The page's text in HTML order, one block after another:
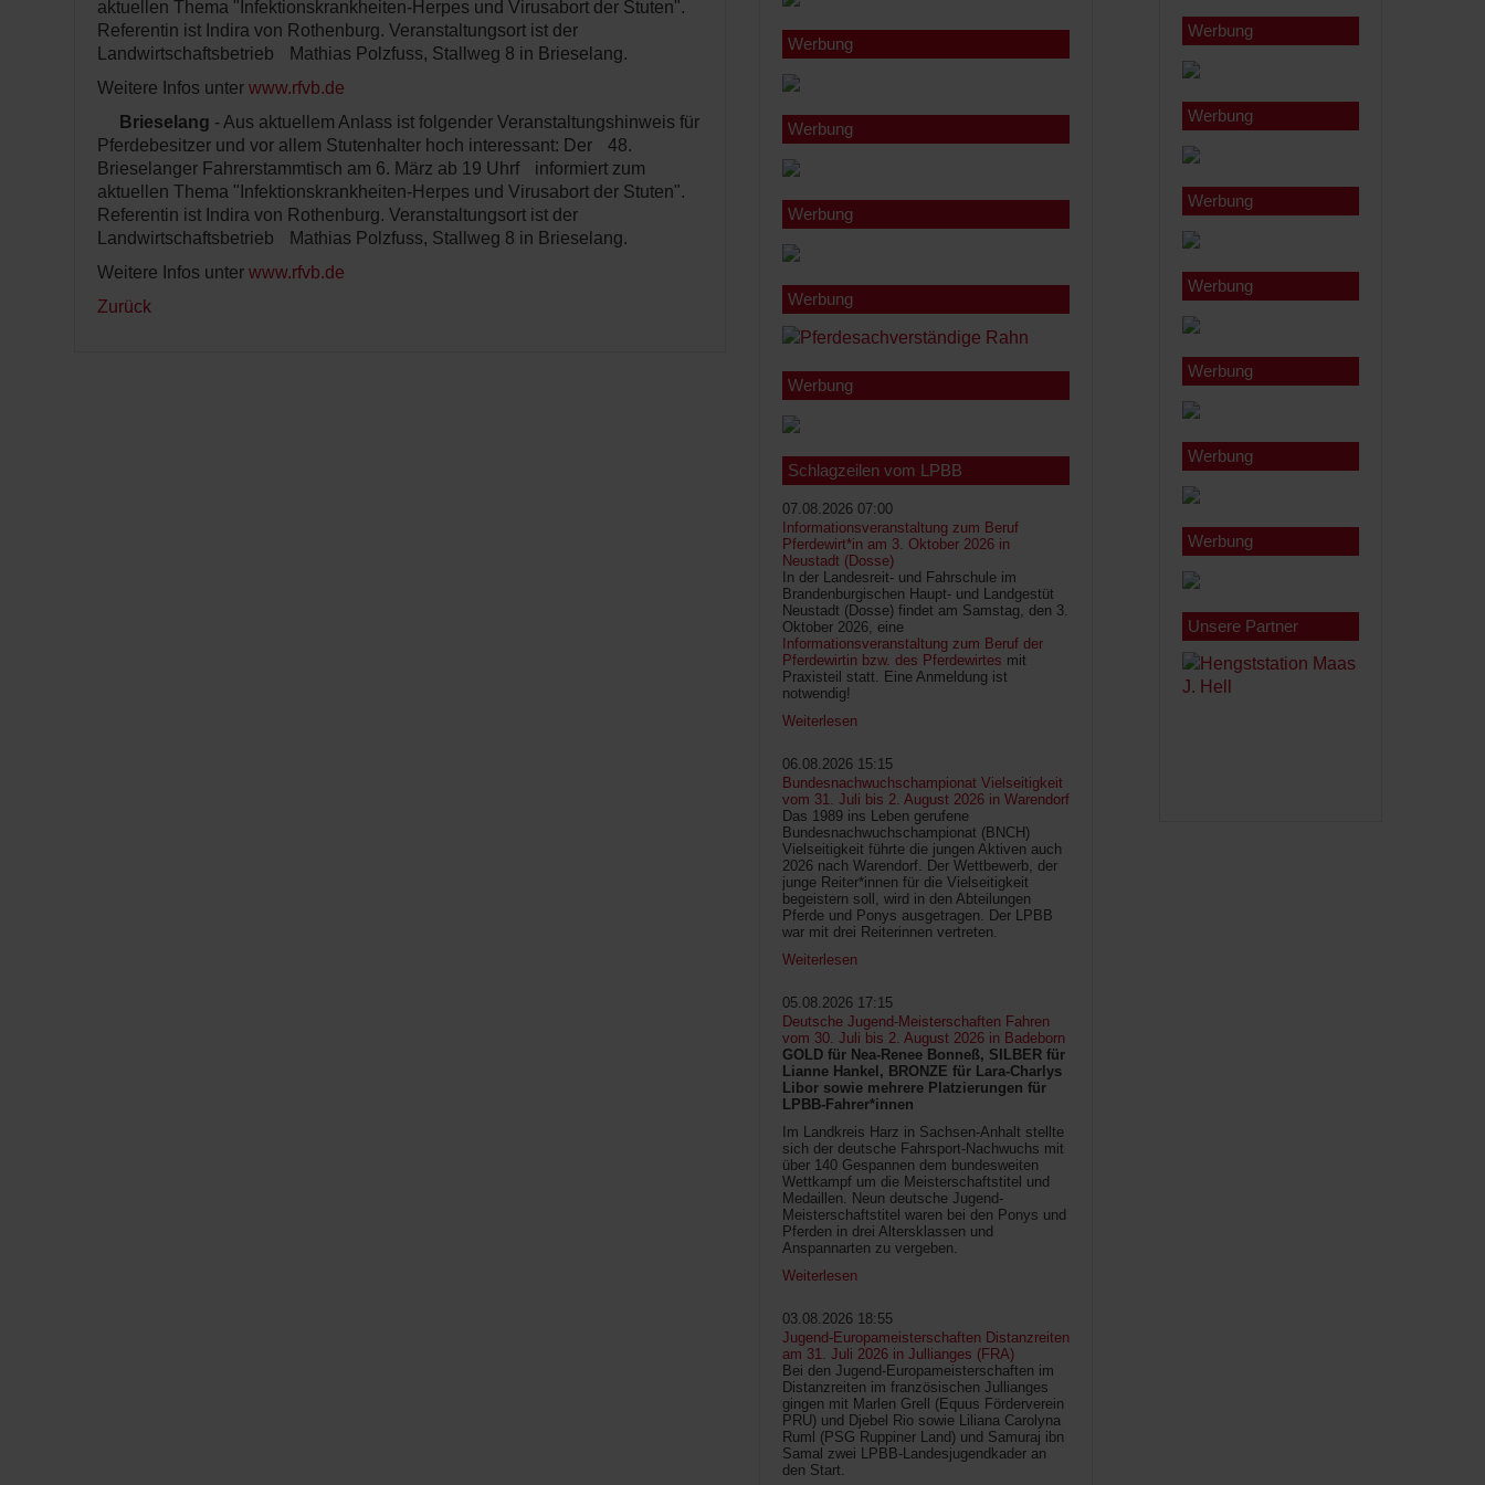
aktuellen Thema "Infektionskrankheiten-Herpes und Virusabort der Stuten".
Referentin ist Indira von Rothenburg. Veranstaltungsort ist der
Landwirtschaftsbetrieb Mathias Polzfuss, Stallweg 8 in Brieselang.
Weitere Infos unter www.rfvb.de
Brieselang - Aus aktuellem Anlass ist folgender Veranstaltungshinweis für
Pferdebesitzer und vor allem Stutenhalter hoch interessant: Der 48.
Brieselanger Fahrerstammtisch am 6. März ab 19 Uhrf informiert zum
aktuellen Thema "Infektionskrankheiten-Herpes und Virusabort der Stuten".
Referentin ist Indira von Rothenburg. Veranstaltungsort ist der
Landwirtschaftsbetrieb Mathias Polzfuss, Stallweg 8 in Brieselang.
Weitere Infos unter www.rfvb.de
Zurück
Werbung
Werbung
Werbung
Werbung
Werbung
Schlagzeilen vom LPBB
07.08.2026 07:00
Informationsveranstaltung zum Beruf
Pferdewirt*in am 3. Oktober 2026 in
Neustadt (Dosse)
In der Landesreit- und Fahrschule im
Brandenburgischen Haupt- und Landgestüt
Neustadt (Dosse) findet am Samstag, den 3.
Oktober 2026, eine
Informationsveranstaltung zum Beruf der
Pferdewirtin bzw. des Pferdewirtes mit
Praxisteil statt. Eine Anmeldung ist
notwendig!
Weiterlesen
06.08.2026 15:15
Bundesnachwuchschampionat Vielseitigkeit
vom 31. Juli bis 2. August 2026 in Warendorf
Das 1989 ins Leben gerufene
Bundesnachwuchschampionat (BNCH)
Vielseitigkeit führte die jungen Aktiven auch
2026 nach Warendorf. Der Wettbewerb, der
junge Reiter*innen für die Vielseitigkeit
begeistern soll, wird in den Abteilungen
Pferde und Ponys ausgetragen. Der LPBB
war mit drei Reiterinnen vertreten.
Weiterlesen
05.08.2026 17:15
Deutsche Jugend-Meisterschaften Fahren
vom 30. Juli bis 2. August 2026 in Badeborn
GOLD für Nea-Renee Bonneß, SILBER für
Lianne Hankel, BRONZE für Lara-Charlys
Libor sowie mehrere Platzierungen für
LPBB-Fahrer*innen
Im Landkreis Harz in Sachsen-Anhalt stellte
sich der deutsche Fahrsport-Nachwuchs mit
über 140 Gespannen dem bundesweiten
Wettkampf um die Meisterschaftstitel und
Medaillen. Neun deutsche Jugend-
Meisterschaftstitel waren bei den Ponys und
Pferden in drei Altersklassen und
Anspannarten zu vergeben.
Weiterlesen
03.08.2026 18:55
Jugend-Europameisterschaften Distanzreiten
am 31. Juli 2026 in Jullianges (FRA)
Bei den Jugend-Europameisterschaften im
Distanzreiten im französischen Jullianges
gingen mit Marlen Grell (Equus Förderverein
PRU) und Djebel Rio sowie Liliana Carolyna
Ruml (PSG Ruppiner Land) und Samuraj ibn
Samal zwei LPBB-Landesjugendkader an
den Start.
Werbung
Werbung
Werbung
Werbung
Werbung
Werbung
Werbung
Unsere Partner